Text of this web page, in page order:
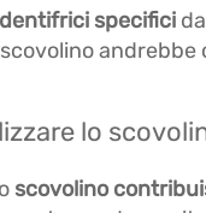
dentifrici specifici
lo
scovolino